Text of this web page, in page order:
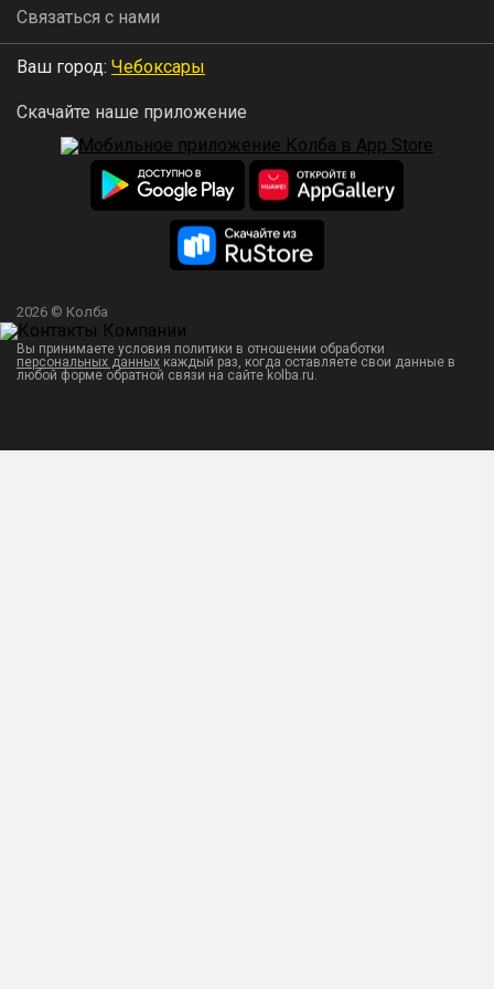
Связаться с нами
Ваш город: Чебоксары
Скачайте наше приложение
2026 © Колба
Вы принимаете условия политики в отношении обработки
персональных данных каждый раз, когда оставляете свои данные в
любой форме обратной связи на сайте kolba.ru.